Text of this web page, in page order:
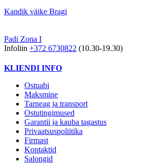
Kandik väike Bragi
Padi Zona I
Infoliin +372 6730822 (10.30-19.30)
KLIENDI INFO
Ostuabi
Maksmine
Tarneag ja transport
Ostutingimused
Garantii ja kauba tagastus
Privaatsuspoliitika
Firmast
Kontaktid
Salongid